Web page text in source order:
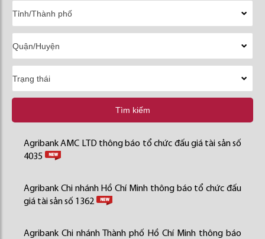
Tìm kiếm
Agribank AMC LTD thông báo tổ chức đấu giá tài sản số
4035
Agribank Chi nhánh Hồ Chí Minh thông báo tổ chức đấu
giá tài sản số 1362
Agribank Chi nhánh Thành phố Hồ Chí Minh thông báo